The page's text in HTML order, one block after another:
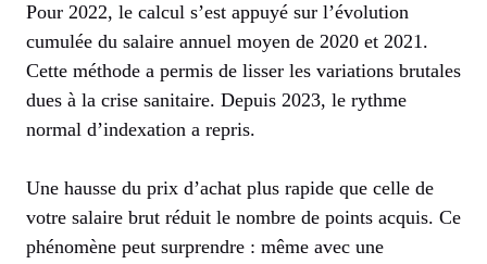
Pour 2022, le calcul s’est appuyé sur l’évolution
cumulée du salaire annuel moyen de 2020 et 2021.
Cette méthode a permis de lisser les variations brutales
dues à la crise sanitaire. Depuis 2023, le rythme
normal d’indexation a repris.
Une hausse du prix d’achat plus rapide que celle de
votre salaire brut réduit le nombre de points acquis. Ce
phénomène peut surprendre : même avec une